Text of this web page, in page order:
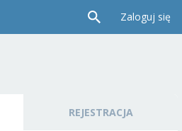
Zaloguj się
REJESTRACJA